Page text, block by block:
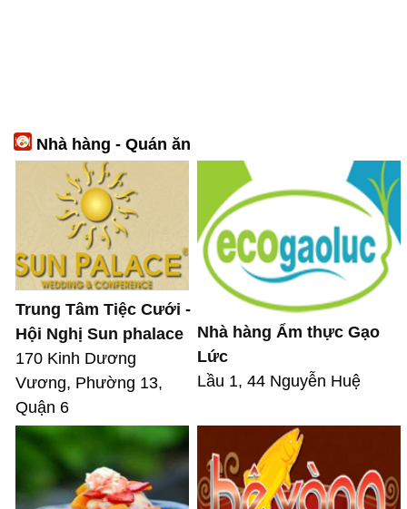
Nhà hàng - Quán ăn
Trung Tâm Tiệc Cưới -
Hội Nghị Sun phalace
170 Kinh Dương
Vương, Phường 13,
Quận 6
Nhà hàng Ẩm thực Gạo
Lức
Lầu 1, 44 Nguyễn Huệ